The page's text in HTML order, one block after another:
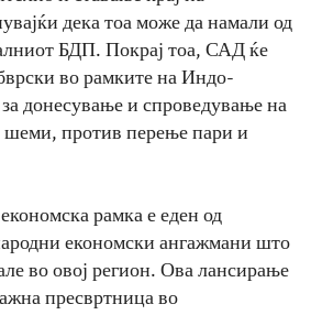
дека тоа може да намали од
БДП. Покрај тоа, САД ќе
во рамките на Индо-
донесување и спроведување на
против перење пари и
рамка е еден од
економски ангажмани што
во овој регион. Ова лансирање
пресвртница во